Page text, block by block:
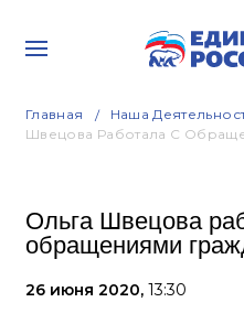
Главная Наша
Швецова Работала С
Ольга Швецова
обращениями
26 июня 2020, 13:30